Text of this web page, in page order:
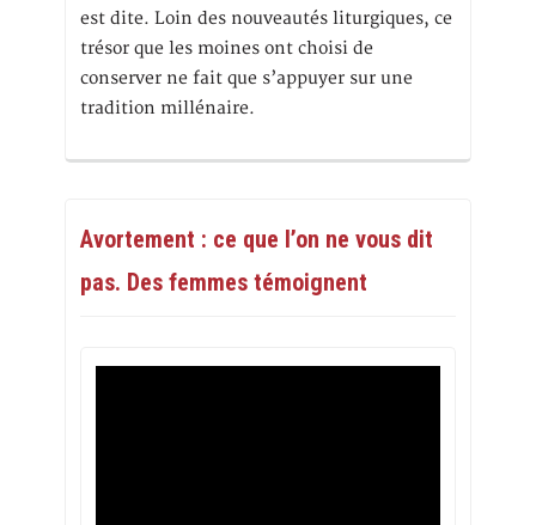
est dite. Loin des nouveautés liturgiques, ce
trésor que les moines ont choisi de
conserver ne fait que s’appuyer sur une
tradition millénaire.
Avortement : ce que l’on ne vous dit
pas. Des femmes témoignent